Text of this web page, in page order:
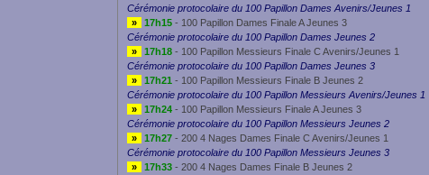
Cérémonie protocolaire du 100 Papillon Dames Avenirs/Jeunes 1
»
17h15 - 100 Papillon Dames Finale A Jeunes 3
Cérémonie protocolaire du 100 Papillon Dames Jeunes 2
»
17h18 - 100 Papillon Messieurs Finale C Avenirs/Jeunes 1
Cérémonie protocolaire du 100 Papillon Dames Jeunes 3
»
17h21 - 100 Papillon Messieurs Finale B Jeunes 2
Cérémonie protocolaire du 100 Papillon Messieurs Avenirs/Jeunes 1
»
17h24 - 100 Papillon Messieurs Finale A Jeunes 3
Cérémonie protocolaire du 100 Papillon Messieurs Jeunes 2
»
17h27 - 200 4 Nages Dames Finale C Avenirs/Jeunes 1
Cérémonie protocolaire du 100 Papillon Messieurs Jeunes 3
»
17h33 - 200 4 Nages Dames Finale B Jeunes 2